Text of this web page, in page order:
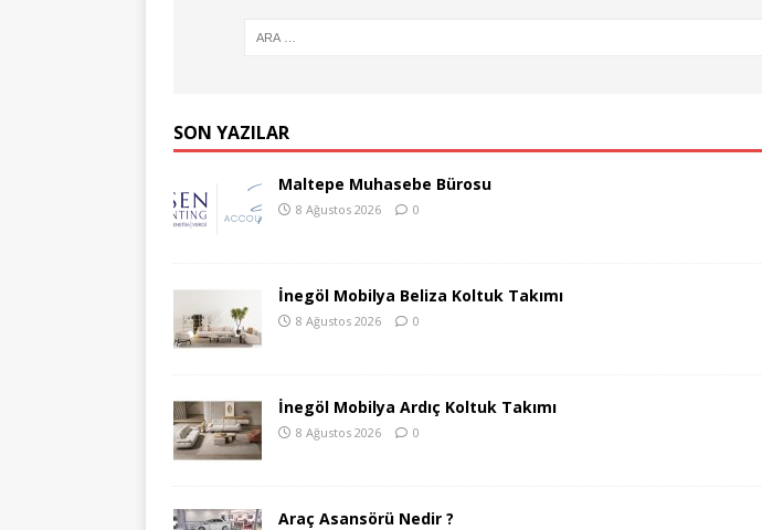
SON YAZILAR
Maltepe Muhasebe Bürosu
8 Ağustos 2026 0
İnegöl Mobilya Beliza Koltuk Takımı
8 Ağustos 2026 0
İnegöl Mobilya Ardıç Koltuk Takımı
8 Ağustos 2026 0
Araç Asansörü Nedir ?